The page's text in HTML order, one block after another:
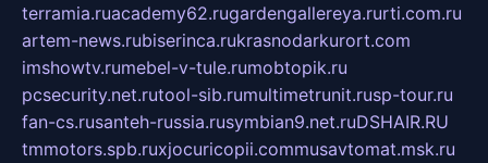
terramia.ruacademy62.rugardengallereya.rurti.com.ru
artem-news.rubiserinca.rukrasnodarkurort.com
imshowtv.rumebel-v-tule.rumobtopik.ru
pcsecurity.net.rutool-sib.rumultimetrunit.rusp-tour.ru
fan-cs.rusanteh-russia.rusymbian9.net.ruDSHAIR.RU
tmmotors.spb.ruxjocuricopii.commusavtomat.msk.ru